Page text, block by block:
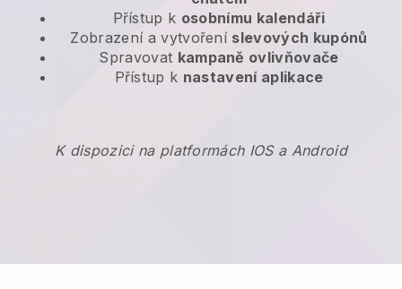
Přístup k osobnímu kalendáři
Zobrazení a vytvoření slevových kupónů
Spravovat kampaně ovlivňovače
Přístup k nastavení aplikace
K dispozici na platformách IOS a Android